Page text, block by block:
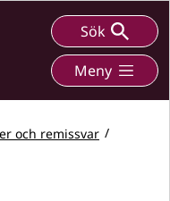
Sök
Meny
och remissvar